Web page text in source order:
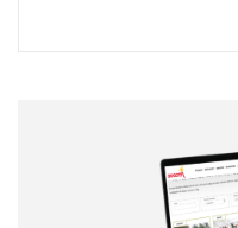
Correo electrónico